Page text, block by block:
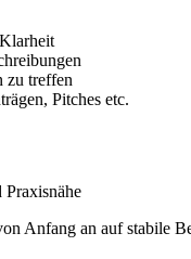
zu treffen
Pitches etc.
Anfang an auf stabile